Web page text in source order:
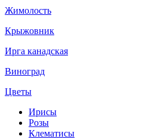
Жимолость
Крыжовник
Ирга канадская
Виноград
Цветы
Ирисы
Розы
Клематисы